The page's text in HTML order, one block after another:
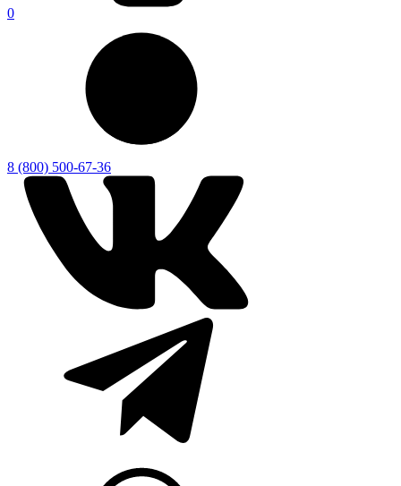
0
8 (800) 500-67-36